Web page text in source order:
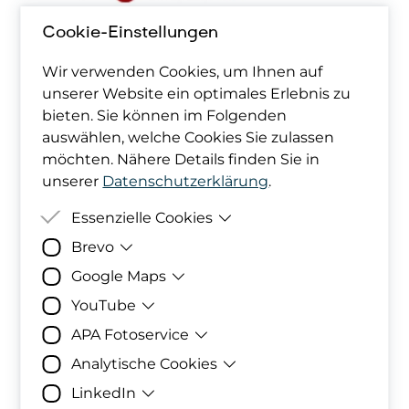
Cookie-Einstellungen
Wir verwenden Cookies, um Ihnen auf
unserer Website ein optimales Erlebnis zu
bieten. Sie können im Folgenden
auswählen, welche Cookies Sie zulassen
möchten. Nähere Details finden Sie in
unserer Datenschutzerklärung.
Essenzielle Cookies
Zweck
berücksichtigt werden können,
werden diese in den Cookies
abgelegt.
Daten
Akzeptierte bzw. abgelehnte
Gesetzt
von
Österreich-IGW
Brevo
Zweck
Bereitstellung der eingebundenen
Daten
Personenbezogene Daten
Gesetzt
Sendinblue GmbH
Privacy
Policy
Google Maps
Zweck
Darstellung des
Unternehmensstandorts sowie der
Kartendiestes von Google
Daten
Datum und Uhrzeit des Besuchs,
YouTube
Zweck
Diese Datenverarbeitung wird von
YouTube durchgeführt, um die
gewährleisten.
APA Fotoservice
Zweck
Darstellung der Bildergalerie durch APA
Analytische Cookies
Zweck
Durch dieses Webanalyse-Tool ist
LinkedIn